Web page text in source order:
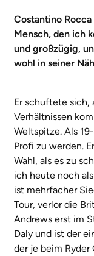
Costantino
Mensch, den ich
und großzügig,
wohl in seiner
Er schuftete sich,
Verhältnissen
Weltspitze. Als
Profi zu werden.
Wahl, als es zu
ich heute noch
ist mehrfacher
Tour, verlor die
Andrews erst im
Daly und ist der
der je beim Ryder